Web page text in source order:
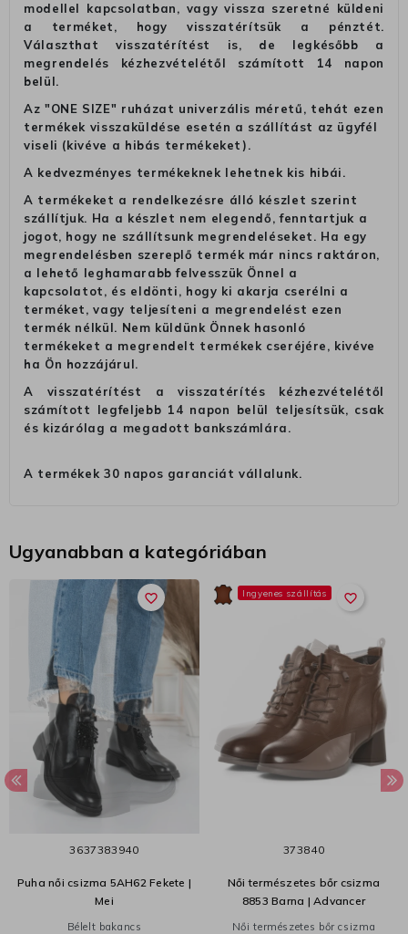
modellel kapcsolatban, vagy vissza szeretné küldeni
a terméket, hogy visszatérítsük a pénztét.
Választhat visszatérítést is, de legkésőbb a
megrendelés kézhezvételétől számított 14 napon
belül.
Az "ONE SIZE" ruházat univerzális méretű, tehát ezen
termékek visszaküldése esetén a szállítást az ügyfél
viseli (kivéve a hibás termékeket).
A kedvezményes termékeknek lehetnek kis hibái.
A termékeket a rendelkezésre álló készlet szerint
szállítjuk. Ha a készlet nem elegendő, fenntartjuk a
jogot, hogy ne szállítsunk megrendeléseket. Ha egy
megrendelésben szereplő termék már nincs raktáron,
a lehető leghamarabb felvesszük Önnel a
kapcsolatot, és eldönti, hogy ki akarja cserélni a
terméket, vagy teljesíteni a megrendelést ezen
termék nélkül. Nem küldünk Önnek hasonló
termékeket a megrendelt termékek cseréjére, kivéve
ha Ön hozzájárul.
A visszatérítést a visszatérítés kézhezvételétől
számított legfeljebb 14 napon belül teljesítsük, csak
és kizárólag a megadott bankszámlára.
A termékek 30 napos garanciát vállalunk.
Ugyanabban a kategóriában
favorite_border
3637383940
Puha női csizma 5AH62 Fekete |
Mei
Bélelt bakancs
favorite_border
Ingyenes szállítás
373840
Női természetes bőr csizma
8853 Barna | Advancer
Női természetes bőr csizma